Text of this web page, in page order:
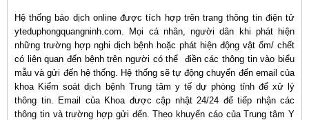
Hệ thống báo dịch online được tích hợp trên trang thông tin điện tử
yteduphongquangninh.com. Mọi cá nhân, người dân khi phát hiện
những trường hợp nghi dịch bệnh hoặc phát hiện động vật ốm/ chết
có liên quan đến bệnh trên người có thể điền các thông tin vào biểu
mẫu và gửi đến hệ thống. Hệ thống sẽ tự động chuyển đến email của
khoa Kiểm soát dịch bệnh Trung tâm y tế dự phòng tỉnh để xử lý
thông tin. Email của Khoa được cập nhật 24/24 để tiếp nhận các
thông tin và trường hợp gửi đến. Theo khuyến cáo của Trung tâm Y